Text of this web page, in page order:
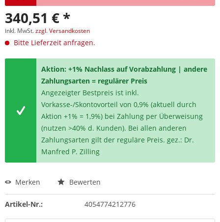
340,51 € *
inkl. MwSt.zzgl. Versandkosten
Bitte Lieferzeit anfragen.
Aktion: +1% Nachlass auf Vorabzahlung | andere
Zahlungsarten = regulärer Preis
Angezeigter Bestpreis ist inkl.
Vorkasse-/Skontovorteil von 0,9% (aktuell durch
Aktion +1% = 1,9%) bei Zahlung per Überweisung
(nutzen >40% d. Kunden). Bei allen anderen
Zahlungsarten gilt der reguläre Preis. gez.: Dr.
Manfred P. Zilling
Merken Bewerten
Artikel-Nr.: 4054774212776